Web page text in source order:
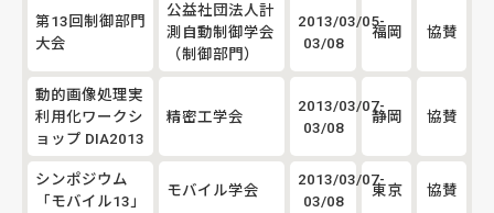
第13回制御部門
大会
公益社団法人計
測自動制御学会
（制御部門）
2013/03/05-
03/08
福岡 協賛
動的画像処理実
利用化ワークシ
ョップ DIA2013
精密工学会
2013/03/07-
03/08
静岡 協賛
シンポジウム
「モバイル13」
モバイル学会
2013/03/07-
03/08
東京 協賛